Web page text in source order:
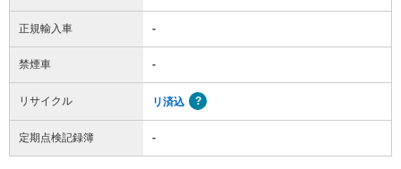
正規輸入車 -
禁煙車 -
リサイクル リ済込
定期点検記録簿 -